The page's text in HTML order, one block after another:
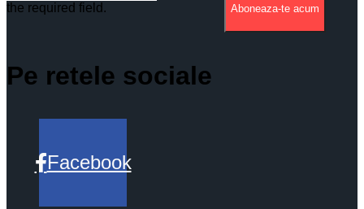
the required field.
Aboneaza-te acum
Pe retele sociale
Facebook